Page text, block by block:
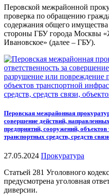
Перовской межрайонной
проверка по обращению
содержания общего
стороны ГБУ города Москвы
Ивановское» (далее – ГБУ).
Перовская межрайонная
совершение действий,
предприятий, сооружений,
транспортных средств, средств
27.05.2024 Прокуратура
Статьей 281 Уголовного
предусмотрена уголовная
диверсии.